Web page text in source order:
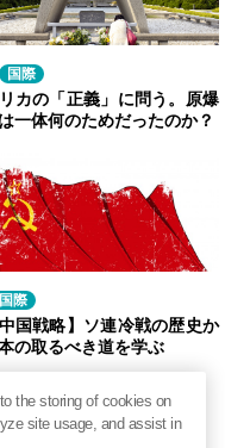
国際
カの「正義」に問う。原爆
一体何のためだったのか？
国際
中国戦略】ソ連冷戦の歴史か
の取るべき道を学ぶ
the storing of cookies on
site usage, and assist in